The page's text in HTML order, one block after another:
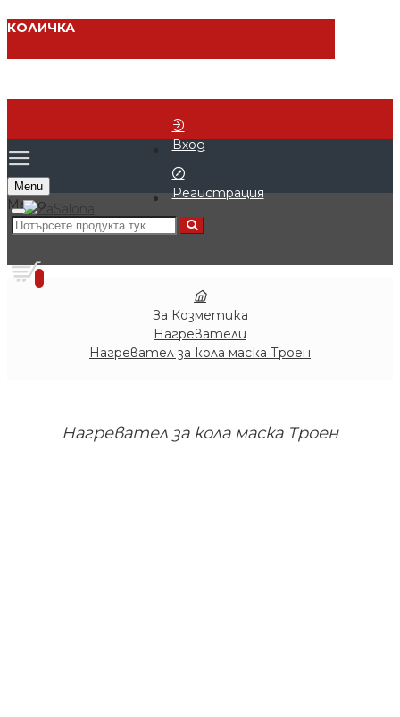
КОЛИЧКА
Вход
Регистрация
Menu
0
За Козметика
Нагреватели
Нагревател за кола маска Троен
Нагревател за кола маска Троен